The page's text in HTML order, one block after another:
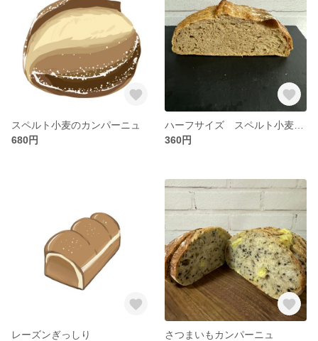
スペルト小麦のカンパーニュ
680円
360円
レーズンぎっしり
さつまいもカンパーニュ